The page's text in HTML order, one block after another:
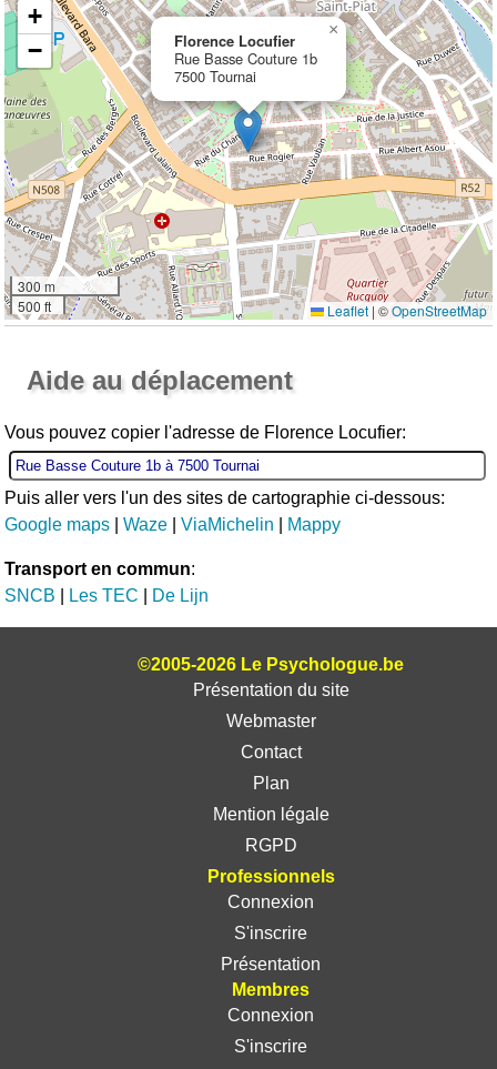
Florence Locufier
Rue Basse Couture 1b
7500 Tournai
×
+
−
300 m
500 ft
Leaflet | ©OpenStreetMap
Aide au déplacement
Vous pouvez copier l'adresse de Florence Locufier:
Puis aller vers l'un des sites de cartographie ci-dessous:
Google maps |Waze |ViaMichelin Mappy
Transport en commun:
SNCB
Les TEC De Lijn
©2005-2026 Le Psychologue.be
Présentation du site
Webmaster
Contact
Plan
Mention légale
RGPD
Professionnels
Connexion
S'inscrire
Présentation
Membres
Connexion
S'inscrire